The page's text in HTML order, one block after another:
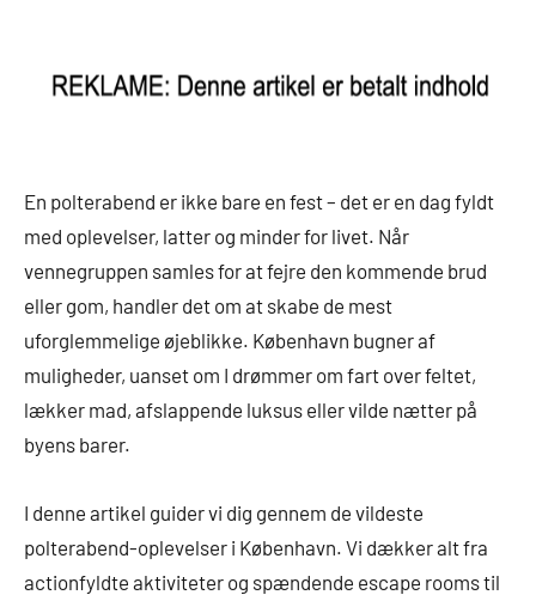
En polterabend er ikke bare en fest – det er en dag fyldt
med oplevelser, latter og minder for livet. Når
vennegruppen samles for at fejre den kommende brud
eller gom, handler det om at skabe de mest
uforglemmelige øjeblikke. København bugner af
muligheder, uanset om I drømmer om fart over feltet,
lækker mad, afslappende luksus eller vilde nætter på
byens barer.
I denne artikel guider vi dig gennem de vildeste
polterabend-oplevelser i København. Vi dækker alt fra
actionfyldte aktiviteter og spændende escape rooms til